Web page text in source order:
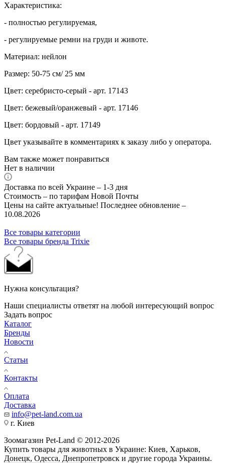
Характеристика:
- полностью регулируемая,
- регулируемые ремни на груди и животе.
Материал: нейлон
Размер: 50-75 см/ 25 мм
Цвет: серебристо-серый - арт. 17143
Цвет: бежевый/оранжевый - арт. 17146
Цвет: бордовый - арт. 17149
Цвет указывайте в комментариях к заказу либо у оператора.
Вам также может понравиться
Нет в наличии
Доставка по всей Украине – 1-3 дня
Стоимость – по тарифам Новой Почты
Цены на сайте актуальные! Последнее обновление –
10.08.2026
Все товары категории
Все товары бренда Trixie
Нужна консультация?
Наши специалисты ответят на любой интересующий вопрос
Задать вопрос
Каталог
Бренды
Новости
Статьи
Контакты
Оплата
Доставка
info@pet-land.com.ua
г. Киев
Зоомагазин Pet-Land © 2012-2026
Купить товары для животных в Украине: Киев, Харьков,
Донецк, Одесса, Днепропетровск и другие города Украины.